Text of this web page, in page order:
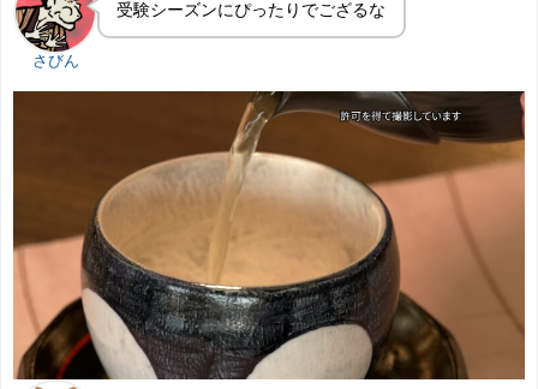
さびん
受験シーズンにぴったりでござるな